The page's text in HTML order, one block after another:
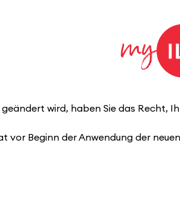
wird, haben Sie das Recht,
vor Beginn der Anwendung der